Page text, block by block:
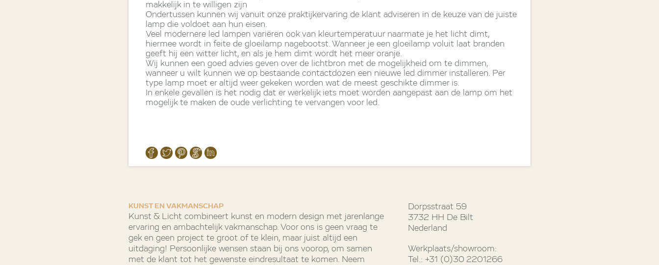
makkelijk in te willigen zijn
Ondertussen kunnen wij vanuit onze praktijkervaring de klant adviseren in de keuze van de juiste
lamp die voldoet aan hun eisen.
Veel modernere led lampen variëren ook van kleurtemperatuur naarmate je het licht dimt,
hiermee wordt in feite de gloeilamp nagebootst. Wanneer je een gloeilamp voluit laat branden
geeft hij een witter licht, en als je hem dimt wordt het meer oranje.
Wij kunnen een goed advies geven over de lichtbron met de mogelijkheid om te dimmen,
wanneer u wilt kunnen we op bestaande contactdozen een nieuwe led dimmer installeren. Per
type lamp moet er altijd weer gekeken worden wat de meest geschikte dimmer is.
In enkele gevallen is het nodig dat er werkelijk iets moet worden aangepast aan de lamp om het
mogelijk te maken de oude verlichting te vervangen voor led.
KUNST EN VAKMANSCHAP
Kunst & Licht combineert kunst en modern design met jarenlange
ervaring en ambachtelijk vakmanschap. Voor ons is geen vraag te
gek en geen project te groot of te klein, maar juist altijd een
uitdaging! Persoonlijke wensen staan bij ons voorop, om samen
met de klant tot het gewenste eindresultaat te komen. Neem
Dorpsstraat 59
3732 HH De Bilt
Nederland
Werkplaats/showroom:
Tel.: +31 (0)30 2201266